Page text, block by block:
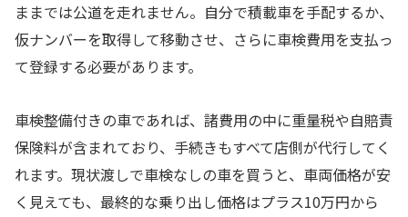
ままでは公道を走れません。自分で積載車を手配するか、
仮ナンバーを取得して移動させ、さらに車検費用を支払っ
て登録する必要があります。
車検整備付きの車であれば、諸費用の中に重量税や自賠責
保険料が含まれており、手続きもすべて店側が代行してく
れます。現状渡しで車検なしの車を買うと、車両価格が安
く見えても、最終的な乗り出し価格はプラス10万円から